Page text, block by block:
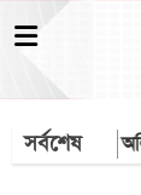
সর্বশেষ
কর্নেল অলি